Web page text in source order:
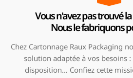
Vous n'avez pas trouvé
Nous le fabriquons
Chez Cartonnage Raux Packaging
solution adaptée à vos besoins
disposition… Confiez cette